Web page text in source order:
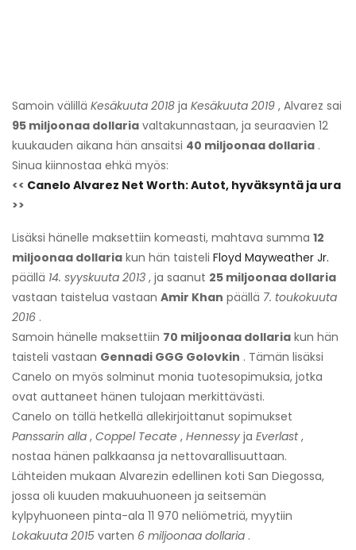
Samoin välillä Kesäkuuta 2018 ja Kesäkuuta 2019 , Alvarez sai
95 miljoonaa dollaria valtakunnastaan, ja seuraavien 12
kuukauden aikana hän ansaitsi 40 miljoonaa dollaria .
Sinua kiinnostaa ehkä myös:
<< Canelo Alvarez Net Worth: Autot, hyväksyntä ja ura
>>
Lisäksi hänelle maksettiin komeasti, mahtava summa 12
miljoonaa dollaria kun hän taisteli Floyd Mayweather Jr.
päällä 14. syyskuuta 2013 , ja saanut 25 miljoonaa dollaria
vastaan ​​taistelua vastaan Amir Khan päällä 7. toukokuuta
2016 .
Samoin hänelle maksettiin 70 miljoonaa dollaria kun hän
taisteli vastaan Gennadi GGG Golovkin . Tämän lisäksi
Canelo on myös solminut monia tuotesopimuksia, jotka
ovat auttaneet hänen tulojaan merkittävästi.
Canelo on tällä hetkellä allekirjoittanut sopimukset
Panssarin alla , Coppel Tecate , Hennessy ja Everlast ,
nostaa hänen palkkaansa ja nettovarallisuuttaan.
Lähteiden mukaan Alvarezin edellinen koti San Diegossa,
jossa oli kuuden makuuhuoneen ja seitsemän
kylpyhuoneen pinta-ala 11 970 neliömetriä, myytiin
Lokakuuta 2015 varten 6 miljoonaa dollaria .